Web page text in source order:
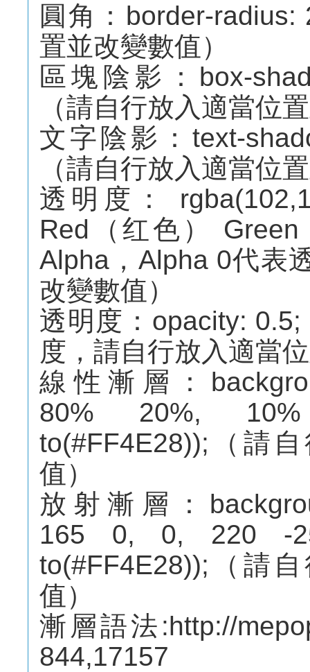
圓角：border-
置並改變數值）
區塊陰影：box-
（請自行放入適當位
文字陰影：text-
（請自行放入適當位
透明度：
Red（红色）
Alpha，Alpha 0代表
改變數值）
透明度：opacity:
度，請自行放入適當
線性漸層：
80% 20%, 10%
to(#FF4E28));（請
值）
放射漸層：
165 0, 0, 220 -
to(#FF4E28));（請
值）
漸層語法:http://
844,17157